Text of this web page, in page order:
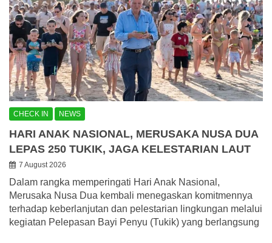
CHECK IN NEWS
HARI ANAK NASIONAL, MERUSAKA NUSA DUA
LEPAS 250 TUKIK, JAGA KELESTARIAN LAUT
7 August 2026
Dalam rangka memperingati Hari Anak Nasional,
Merusaka Nusa Dua kembali menegaskan komitmennya
terhadap keberlanjutan dan pelestarian lingkungan melalui
kegiatan Pelepasan Bayi Penyu (Tukik) yang berlangsung